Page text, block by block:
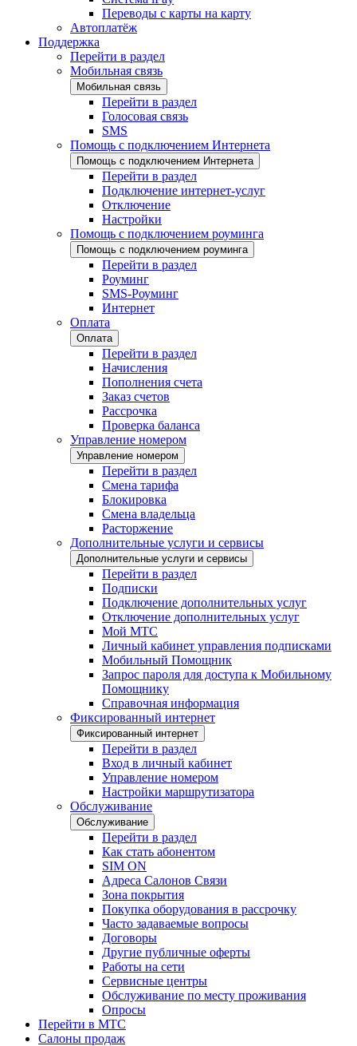
Переводы с карты на карту
Автоплатёж
Поддержка
Перейти в раздел
Мобильная связь
Мобильная связь
Перейти в раздел
Голосовая связь
SMS
Помощь с подключением Интернета
Помощь с подключением Интернета
Перейти в раздел
Подключение интернет-услуг
Отключение
Настройки
Помощь с подключением роуминга
Помощь с подключением роуминга
Перейти в раздел
Роуминг
SMS-Роуминг
Интернет
Оплата
Оплата
Перейти в раздел
Начисления
Пополнения счета
Заказ счетов
Рассрочка
Проверка баланса
Управление номером
Управление номером
Перейти в раздел
Смена тарифа
Блокировка
Смена владельца
Расторжение
Дополнительные услуги и сервисы
Дополнительные услуги и сервисы
Перейти в раздел
Подписки
Подключение дополнительных услуг
Отключение дополнительных услуг
Мой МТС
Личный кабинет управления подписками
Мобильный Помощник
Запрос пароля для доступа к Мобильному
Помощнику
Справочная информация
Фиксированный интернет
Фиксированный интернет
Перейти в раздел
Вход в личный кабинет
Управление номером
Настройки маршрутизатора
Обслуживание
Обслуживание
Перейти в раздел
Как стать абонентом
SIM ON
Адреса Салонов Связи
Зона покрытия
Покупка оборудования в рассрочку
Часто задаваемые вопросы
Договоры
Другие публичные оферты
Работы на сети
Сервисные центры
Обслуживание по месту проживания
Опросы
Перейти в МТС
Салоны продаж